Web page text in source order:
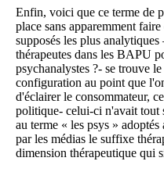
Enfin, voici que ce terme de
place sans apparemment
supposés les plus
thérapeutes dans les BAPU
psychanalystes ?- se trouve
configuration au point que
d'éclairer le consommateur,
politique- celui-ci n'avait tout
au terme « les psys »
par les médias le suffixe
dimension thérapeutique qui